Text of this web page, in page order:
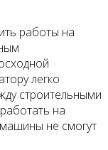
работы на
легко
строительными
на
не смогут